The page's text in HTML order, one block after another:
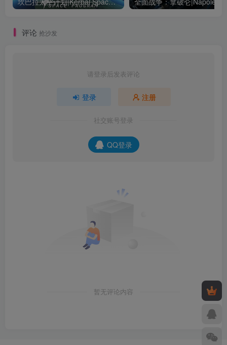
评论 抢沙发
请登录后发表评论
登录 注册
社交账号登录
QQ登录
暂无评论内容